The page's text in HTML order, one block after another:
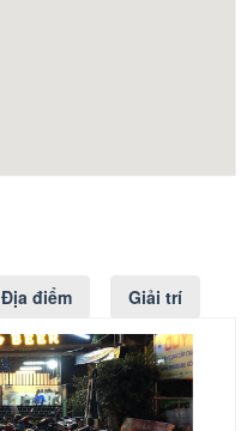
Địa điểm Giải trí